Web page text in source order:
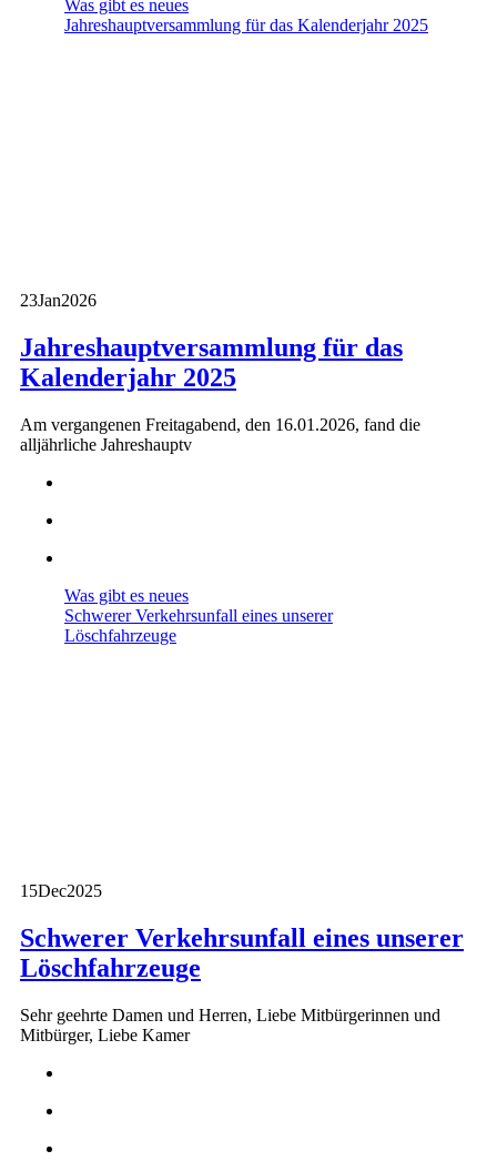
Was gibt es neues
Jahreshauptversammlung für das Kalenderjahr 2025
23Jan2026
Jahreshauptversammlung für das
Kalenderjahr 2025
Am vergangenen Freitagabend, den 16.01.2026, fand die
alljährliche Jahreshauptv
Was gibt es neues
Schwerer Verkehrsunfall eines unserer
Löschfahrzeuge
15Dec2025
Schwerer Verkehrsunfall eines unserer
Löschfahrzeuge
Sehr geehrte Damen und Herren, Liebe Mitbürgerinnen und
Mitbürger, Liebe Kamer